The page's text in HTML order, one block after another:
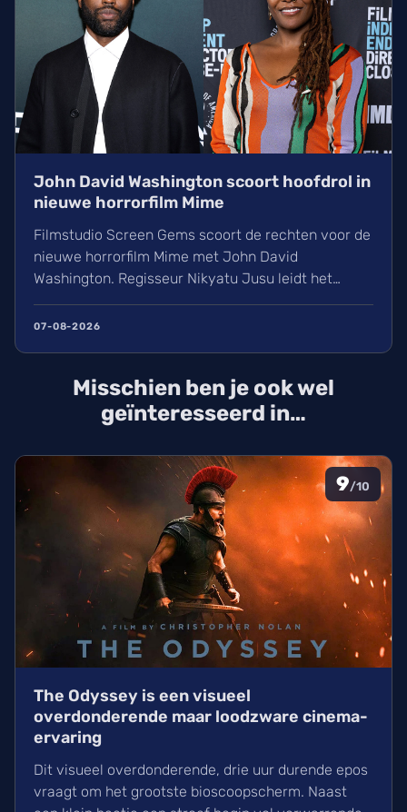
John David Washington scoort hoofdrol in
nieuwe horrorfilm Mime
Filmstudio Screen Gems scoort de rechten voor de
nieuwe horrorfilm Mime met John David
Washington. Regisseur Nikyatu Jusu leidt het
nieuws over streamingtoppers zoals Hit Man en
Thursday Murder Club.
07-08-2026
Misschien ben je ook wel
geïnteresseerd in…
9/10
The Odyssey is een visueel
overdonderende maar loodzware cinema-
ervaring
Dit visueel overdonderende, drie uur durende epos
vraagt om het grootste bioscoopscherm. Naast